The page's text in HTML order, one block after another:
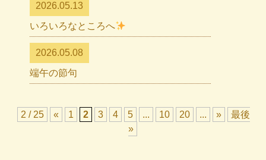
2026.05.13
いろいろなところへ
2026.05.08
端午の節句
2 / 25 « 1 2 3 4 5 ... 10 20 ... »
最後
»